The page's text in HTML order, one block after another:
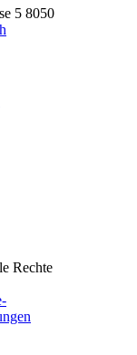
5 8050
Rechte